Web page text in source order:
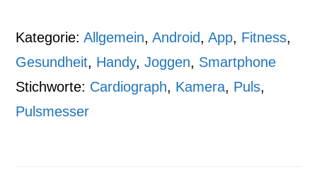
Kategorie:Allgemein,Android,App, Fitness,
Gesundheit, Handy,Joggen, Smartphone
Stichworte: Cardiograph, Kamera, Puls,
Pulsmesser